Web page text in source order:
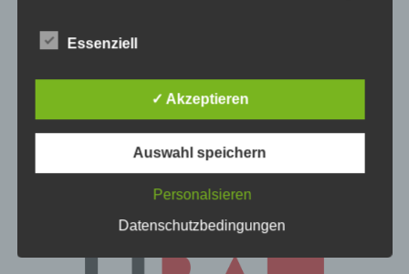
99094 Erfurt OT Molsdorf
Tel 036202-82184
Fax 036202-80793
info@thbau-molsdorf.de
verarbeiteten personenbezogenen Daten
informieren. Ferner werden betroffene Personen
zustehenden Rechte aufgeklärt.
Wir haben als für die Verarbeitung Verantwortlicher
Maßnahmen umgesetzt, um einen möglichst
lückenlosen Schutz der über diese Internetseite
verarbeiteten personenbezogenen Daten
Datenübertragungen grundsätzlich
Schutz nicht gewährleistet werden kann. Aus
Essenziell
✓ Akzeptieren
Auswahl speichern
Personalsieren
Datenschutzbedingungen